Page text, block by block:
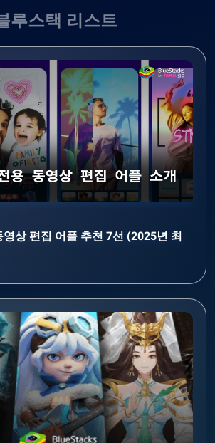
루스택 리스트
상 편집 어플 추천 7선 (2025년 최